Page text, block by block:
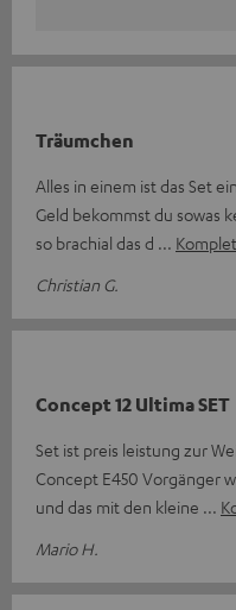
Träumchen
Alles in einem ist das Set
Geld bekommst du sowas
so brachial das d
Christian G.
Concept 12 Ultima SET
Set ist preis leistung zur
Concept E450 Vorgänger
und das mit den kleine
Mario H.